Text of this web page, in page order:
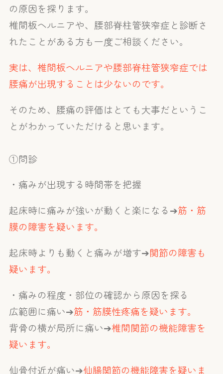
の原因を探ります。
椎間板ヘルニアや、腰部脊柱管狭窄症と診断さ
れたことがある方も一度ご相談ください。
実は、椎間板ヘルニアや腰部脊柱管狭窄症では
腰痛が出現することは少ないのです。
そのため、腰痛の評価はとても大事だというこ
とがわかっていただけると思います。
①問診
・痛みが出現する時間帯を把握
起床時に痛みが強いが動くと楽になる➔筋・筋
膜の障害を疑います。
起床時よりも動くと痛みが増す➔関節の障害も
疑います。
・痛みの程度・部位の確認から原因を探る
広範囲に痛い➔筋・筋膜性疼痛を疑います。
背骨の横が局所に痛い➔椎間関節の機能障害を
疑います。
仙骨付近が痛い➔仙腸関節の機能障害を疑いま